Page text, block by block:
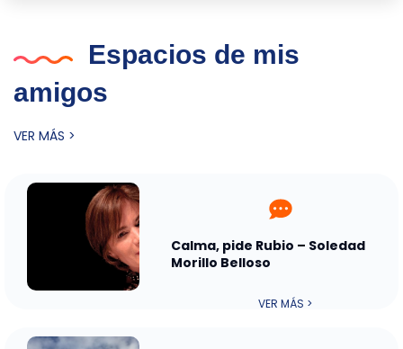
Espacios de mis
amigos
VER MÁS
Calma, pide Rubio – Soledad
Morillo Belloso
VER MÁS >